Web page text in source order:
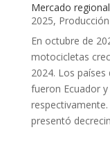
Mercado
2025, Producción
En octubre de
motocicletas
2024. Los
fueron Ecuador
presentó